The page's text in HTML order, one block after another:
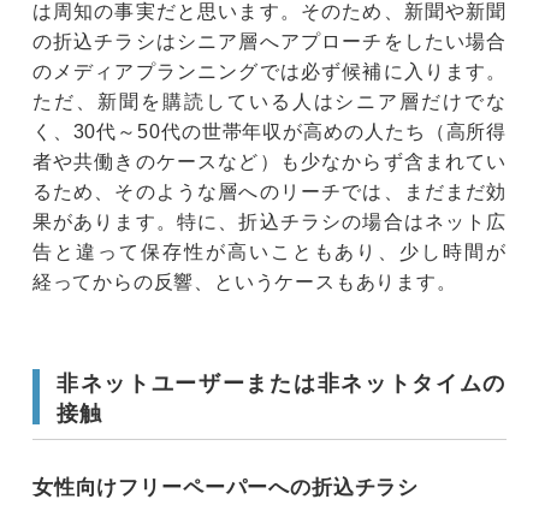
は周知の事実だと思います。そのため、新聞や新聞
の折込チラシはシニア層へアプローチをしたい場合
のメディアプランニングでは必ず候補に入ります。
ただ、新聞を購読している人はシニア層だけでな
く、30代～50代の世帯年収が高めの人たち（高所得
者や共働きのケースなど）も少なからず含まれてい
るため、そのような層へのリーチでは、まだまだ効
果があります。特に、折込チラシの場合はネット広
告と違って保存性が高いこともあり、少し時間が
経ってからの反響、というケースもあります。
非ネットユーザーまたは非ネットタイムの
接触
女性向けフリーペーパーへの折込チラシ